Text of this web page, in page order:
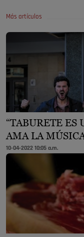
Más artículos
“TABURETE ES
AMA LA
10-04-2022 10:05 a.m.